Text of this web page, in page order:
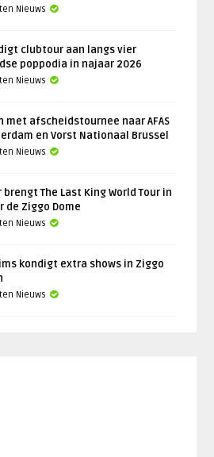
Nieuws
clubtour aan langs vier
poppodia in najaar 2026
Nieuws
met afscheidstournee naar AFAS
en Vorst Nationaal Brussel
Nieuws
brengt The Last King World Tour in
de Ziggo Dome
Nieuws
kondigt extra shows in Ziggo
Nieuws